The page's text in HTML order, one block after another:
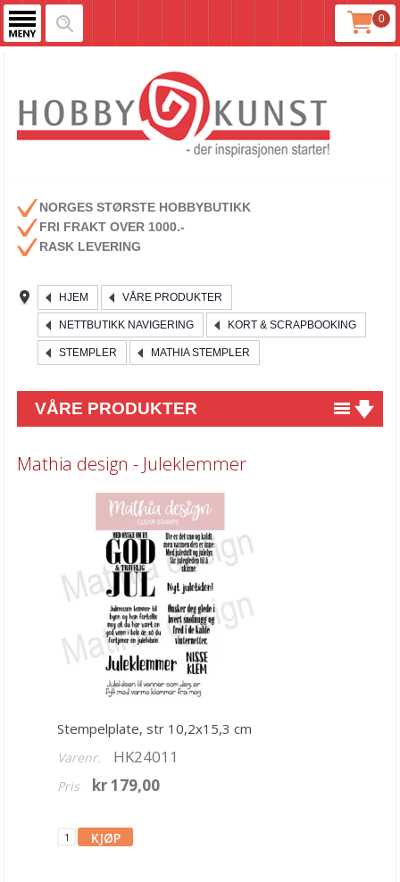
0
NORGES STØRSTE HOBBYBUTIKK
FRI FRAKT OVER 1000.-
RASK LEVERING
HJEM VÅRE PRODUKTER
NETTBUTIKK NAVIGERING KORT & SCRAPBOOKING
STEMPLER MATHIA STEMPLER
VÅRE PRODUKTER
Kurs & aktiviteter
Kort & Scrapbooking
Mønsterpapir
Kartong 12x12 inch
Motiv til kortlaging
Stempler
Rayher stempler
Mathia design - Juleklemmer
Stempelplate, str 10,2x15,3 cm
Varenr. HK24011
Pris kr 179,00